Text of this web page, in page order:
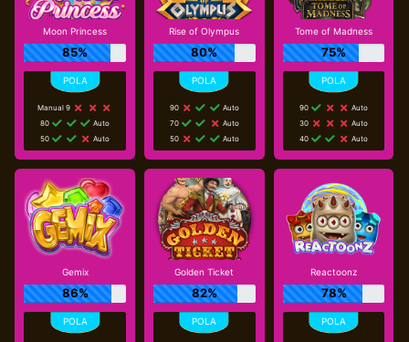
Moon Princess
85%
Manual 9
80
Auto
50
Auto
Rise of Olympus
80%
90
Auto
70
Auto
50
Auto
Tome of Madness
75%
90
Auto
30
Auto
40
Auto
Gemix
86%
Golden Ticket
82%
Reactoonz
78%